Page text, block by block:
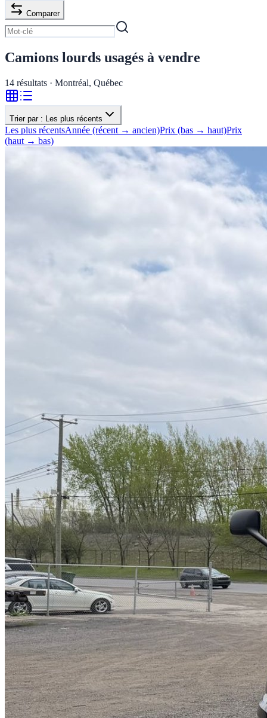
Comparer
Camions lourds usagés à vendre
14 résultats · Montréal, Québec
Trier par : Les plus récents
Les plus récentsAnnée (récent → ancien)Prix (bas → haut)Prix
(haut → bas)